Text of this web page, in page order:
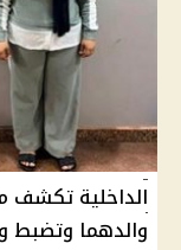
الداخلية تكشف
والدهما وتضبط